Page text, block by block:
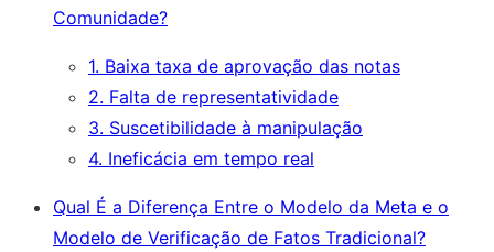
Comunidade?
1. Baixa taxa de aprovação das notas
2. Falta de representatividade
3. Suscetibilidade à manipulação
4. Ineficácia em tempo real
Qual É a Diferença Entre o Modelo da Meta e o
Modelo de Verificação de Fatos Tradicional?